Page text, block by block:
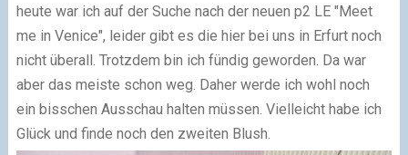
heute war ich auf der Suche nach der neuen p2 LE "Meet
me in Venice", leider gibt es die hier bei uns in Erfurt noch
nicht überall. Trotzdem bin ich fündig geworden. Da war
aber das meiste schon weg. Daher werde ich wohl noch
ein bisschen Ausschau halten müssen. Vielleicht habe ich
Glück und finde noch den zweiten Blush.